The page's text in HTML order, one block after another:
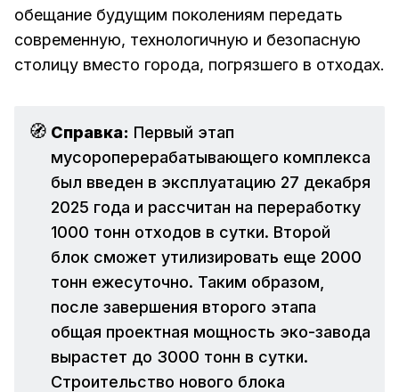
обещание будущим поколениям передать
современную, технологичную и безопасную
столицу вместо города, погрязшего в отходах.
🧭 Справка: Первый этап
мусороперерабатывающего комплекса
был введен в эксплуатацию 27 декабря
2025 года и рассчитан на переработку
1000 тонн отходов в сутки. Второй
блок сможет утилизировать еще 2000
тонн ежесуточно. Таким образом,
после завершения второго этапа
общая проектная мощность эко-завода
вырастет до 3000 тонн в сутки.
Строительство нового блока